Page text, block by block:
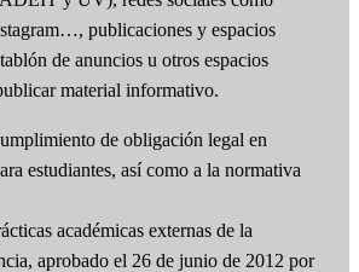
publicaciones y espacios
de anuncios u otros espacios
material informativo.
de obligación legal en
estudiantes, así como a la normativa
académicas externas de la
aprobado el 26 de junio de 2012 por